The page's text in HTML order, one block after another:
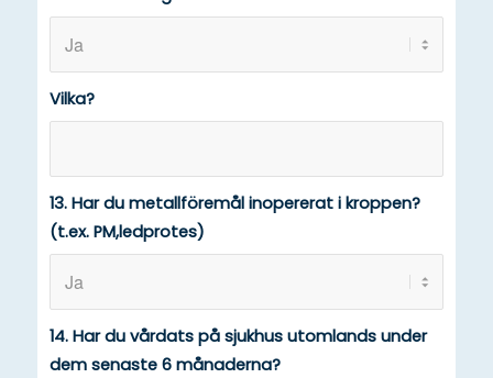
Vilka?
13. Har du metallföremål inopererat i kroppen?
(t.ex. PM,ledprotes)
14. Har du vårdats på sjukhus utomlands under
dem senaste 6 månaderna?